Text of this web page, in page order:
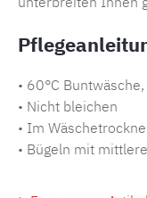
• 60°C
• Nicht bleichen
• Im
• Bügeln mit